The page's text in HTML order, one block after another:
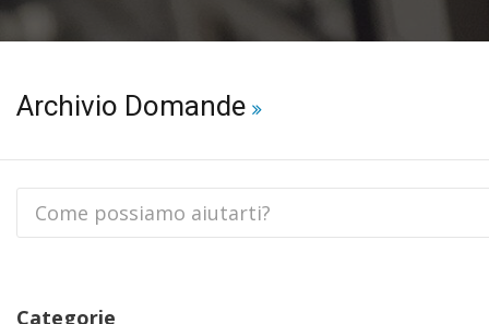
Archivio Domande
Categorie